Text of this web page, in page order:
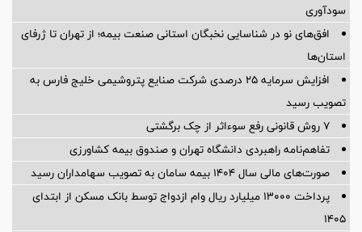
سودآوری
افق‌های نو در شناسایی نخبگان استانی صنعت بیمه؛ از تهران تا ژرفای
استان‌ها
افزایش سرمایه ۲۵ درصدی شرکت صنایع پتروشیمی خلیج فارس به
تصویب رسید
۷ روش قانونی رفع سوء‌اثر از چک برگشتی
تفاهم‌نامه راهبردی دانشگاه تهران و صندوق بیمه كشاورزی
صورت‌های مالی سال ۱۴۰۴ بیمه سامان به تصویب سهامداران رسید
پرداخت ۱۳۰۰۰ میلیارد ریال وام ازدواج توسط بانک مسکن از ابتدای
۱۴۰۵